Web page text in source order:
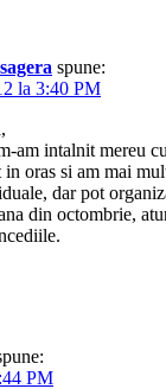
spune:
la 3:40 PM
am intalnit mereu
in oras si am mai
dar pot
din octombrie,
PM